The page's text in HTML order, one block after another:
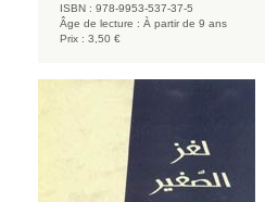
ISBN : 978-9953-537-37-5
Âge de lecture : À partir de 9 ans
Prix : 3,50 €